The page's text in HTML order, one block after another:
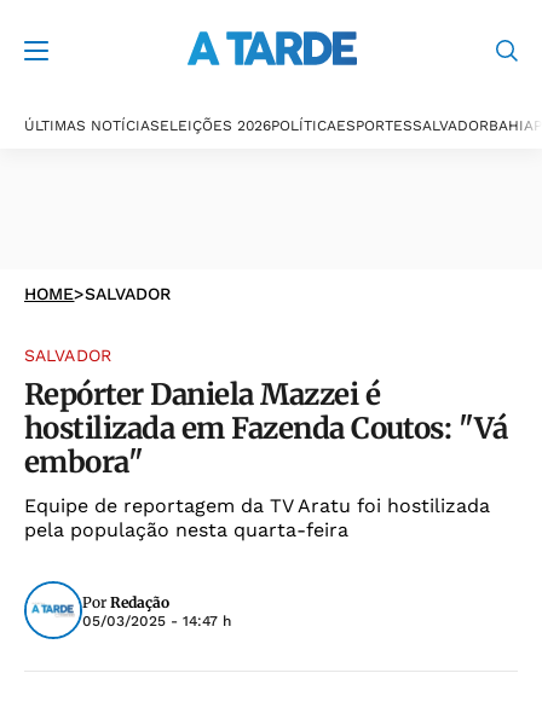
ÚLTIMAS NOTÍCIASELEIÇÕES 2026POLÍTICAESPORTESSALVADORBAHIA
HOME>SALVADOR
SALVADOR
Repórter Daniela Mazzei é
hostilizada em Fazenda Coutos: "Vá
embora"
Equipe de reportagem da TV Aratu foi hostilizada
pela população nesta quarta-feira
Por Redação
05/03/2025 - 14:47 h